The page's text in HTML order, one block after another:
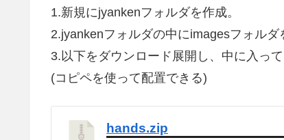
1.新規にjyankenフォルダを作成。
2.jyankenフォルダの中にimagesフォルダ
3.以下をダウンロード展開し、中に入っ
(コピペを使って配置できる)
hands.zip